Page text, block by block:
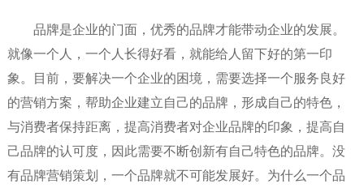
品牌是企业的门面，优秀的品牌才能带动企业的发展。
就像一个人，一个人长得好看，就能给人留下好的第一印
象。目前，要解决一个企业的困境，需要选择一个服务良好
的营销方案，帮助企业建立自己的品牌，形成自己的特色，
与消费者保持距离，提高消费者对企业品牌的印象，提高自
己品牌的认可度，因此需要不断创新有自己特色的品牌。没
有品牌营销策划，一个品牌就不可能发展好。为什么一个品